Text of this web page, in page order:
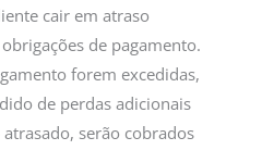
cair em atraso
de pagamento.
forem excedidas,
de perdas adicionais
serão cobrados